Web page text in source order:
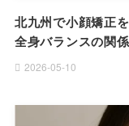
北九州で小顔矯正
全身バランスの関係
2026-05-10